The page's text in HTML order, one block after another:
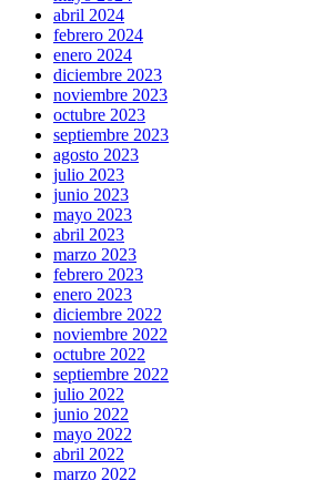
abril 2024
febrero 2024
enero 2024
diciembre 2023
noviembre 2023
octubre 2023
septiembre 2023
agosto 2023
julio 2023
junio 2023
mayo 2023
abril 2023
marzo 2023
febrero 2023
enero 2023
diciembre 2022
noviembre 2022
octubre 2022
septiembre 2022
julio 2022
junio 2022
mayo 2022
abril 2022
marzo 2022